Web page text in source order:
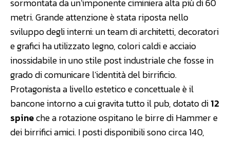
sormontata da un’imponente ciminiera alta più di 60
metri. Grande attenzione è stata riposta nello
sviluppo degli interni: un team di architetti, decoratori
e grafici ha utilizzato legno, colori caldi e acciaio
inossidabile in uno stile post industriale che fosse in
grado di comunicare l’identità del birrificio.
Protagonista a livello estetico e concettuale è il
bancone intorno a cui gravita tutto il pub, dotato di12
spineche a rotazione ospitano le birre di Hammer e
dei birrifici amici. I posti disponibili sono circa 140,